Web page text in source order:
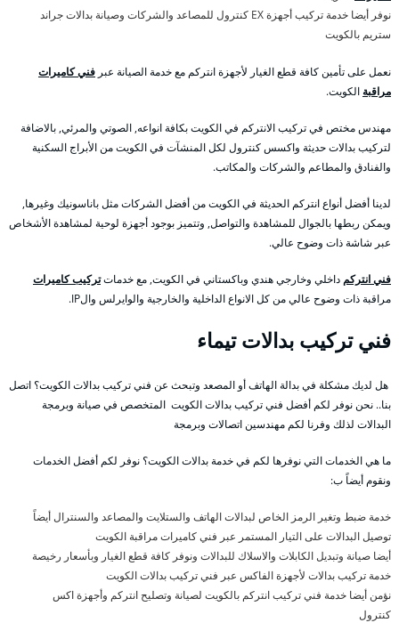
نوفر أيضا خدمة تركيب أجهزة EX كنترول للمصاعد والشركات وصيانة بدالات جراند
ستريم بالكويت
نعمل على تأمين كافة قطع الغيار لأجهزة انتركم مع خدمة الصيانة عبر فني كاميرات
مراقبة الكويت.
مهندس مختص في تركيب الانتركم في الكويت بكافة انواعه, الصوتي والمرئي, بالاضافة
لتركيب بدالات حديثة واكسس كنترول لكل المنشآت في الكويت من الأبراج السكنية
والفنادق والمطاعم والشركات والمكاتب.
لدينا أفضل أنواع انتركم الحديثة في الكويت من أفضل الشركات مثل باناسونيك وغيرها,
ويمكن ربطها بالجوال للمشاهدة والتواصل, وتتميز بوجود أجهزة لوحية لمشاهدة الأشخاص
عبر شاشة ذات وضوح عالي.
فني انتركم داخلي وخارجي هندي وباكستاني في الكويت, مع خدماتتركيب كاميرات
مراقبة ذات وضوح عالي من كل الانواع الداخلية والخارجية والوايرلس والIP.
فني تركيب بدالات تيماء
هل لديك مشكلة في بدالة الهاتف أو المصعد وتبحث عن فني تركيب بدالات الكويت؟ اتصل
بنا.. نحن نوفر لكم أفضل فني تركيب بدالات الكويت المتخصص في صيانة وبرمجة
البدالات لذلك وفرنا لكم مهندسين اتصالات وبرمجة
ما هي الخدمات التي نوفرها لكم في خدمة بدالات الكويت؟ نوفر لكم أفضل الخدمات
ونقوم أيضاً ب:
خدمة ضبط وتغير الرمز الخاص لبدالات الهاتف والستلايت والمصاعد والسنترال أيضاً
توصيل البدالات على التيار المستمر عبر فني كاميرات مراقبة الكويت
أيضا صيانة وتبديل الكابلات والاسلاك للبدالات ونوفر كافة قطع الغيار وبأسعار رخيصة
خدمة تركيب بدالات لأجهزة الفاكس عبر فني تركيب بدالات الكويت
نؤمن أيضا خدمة فني تركيب انتركم بالكويت لصيانة وتصليح انتركم وأجهزة اكس
كنترول